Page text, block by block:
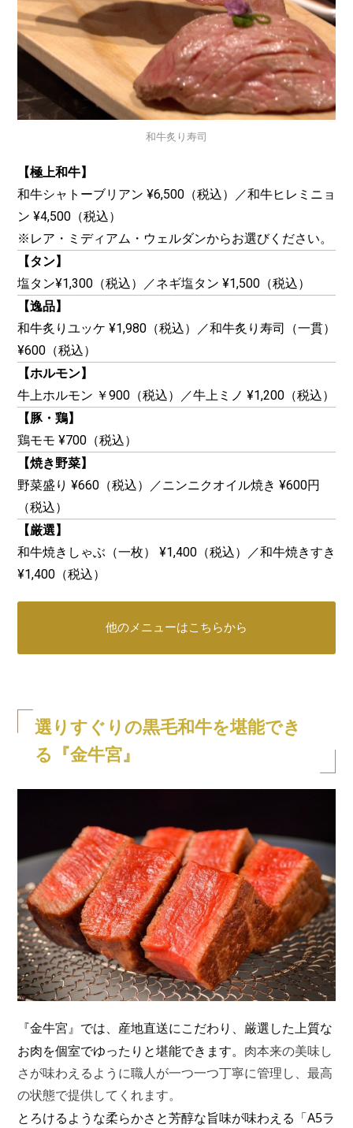
和牛炙り寿司
【極上和牛】
和牛シャトーブリアン ¥6,500（税込）／和牛ヒレミニョ
ン ¥4,500（税込）
※レア・ミディアム・ウェルダンからお選びください。
【タン】
塩タン¥1,300（税込）／ネギ塩タン ¥1,500（税込）
【逸品】
和牛炙りユッケ ¥1,980（税込）／和牛炙り寿司（一貫）
¥600（税込）
【ホルモン】
牛上ホルモン ￥900（税込）／牛上ミノ ¥1,200（税込）
【豚・鶏】
鶏モモ ¥700（税込）
【焼き野菜】
野菜盛り ¥660（税込）／ニンニクオイル焼き ¥600円
（税込）
【厳選】
和牛焼きしゃぶ（一枚） ¥1,400（税込）／和牛焼きすき
¥1,400（税込）
他のメニューはこちらから
選りすぐりの黒毛和牛を堪能でき
る『金牛宮』
『金牛宮』では、 産地直送にこだわり、厳選した上質な
お肉を個室でゆったりと堪能できます。
肉本来の美味し
さが味わえるように職人が一つ一つ丁寧に管理し、最高
の状態で提供してくれます。
とろけるような柔らかさと芳醇な旨味が味わえる「A5ラ